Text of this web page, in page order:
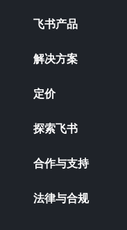
飞书产品
解决方案
定价
探索飞书
合作与支持
法律与合规